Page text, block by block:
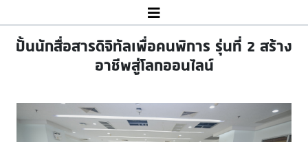
ปั้นนักสื่อสารดิจิทัลเพื่อคนพิการ รุ่นที่ 2 สร้าง
อาชีพสู่โลกออนไลน์